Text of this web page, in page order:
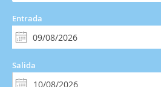
Entrada
Salida